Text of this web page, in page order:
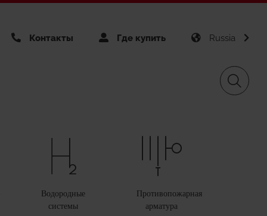
устойчивость
Газоснабжение
Возобновляемые
APP Catalog
для проектирования
Контакты Где купить Russia
Водородные
системы
Противопожарная
арматура